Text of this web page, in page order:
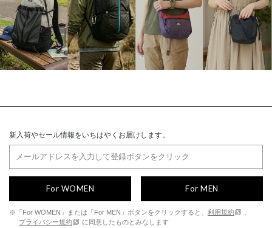
新入荷やセール情報をいちはやくお届けします。
For WOMEN For MEN
※「For WOMEN」または「For MEN」ボタンをクリックすると、 利用規約
プライバシー規約
に同意したものとみなします